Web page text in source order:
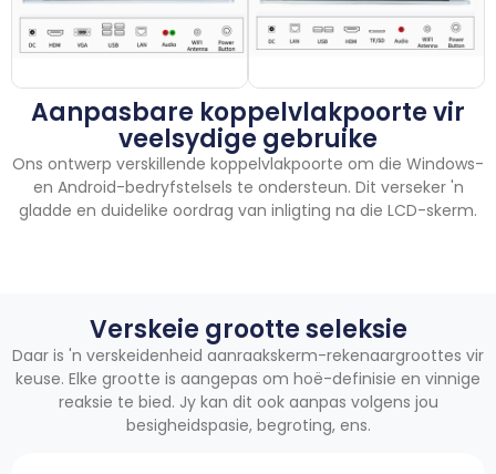
Aanpasbare koppelvlakpoorte vir
veelsydige gebruike
Ons ontwerp verskillende koppelvlakpoorte om die Windows-
en Android-bedryfstelsels te ondersteun. Dit verseker 'n
gladde en duidelike oordrag van inligting na die LCD-skerm.
Verskeie grootte seleksie
Daar is 'n verskeidenheid aanraakskerm-rekenaargroottes vir
keuse. Elke grootte is aangepas om hoë-definisie en vinnige
reaksie te bied. Jy kan dit ook aanpas volgens jou
besigheidspasie, begroting, ens.